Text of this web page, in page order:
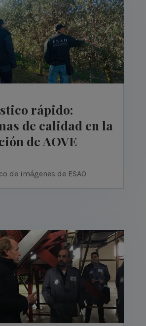
rápido:
de calidad en la
de AOVE
de imágenes de ESAO